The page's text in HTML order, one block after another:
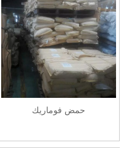
حمض فوماريك